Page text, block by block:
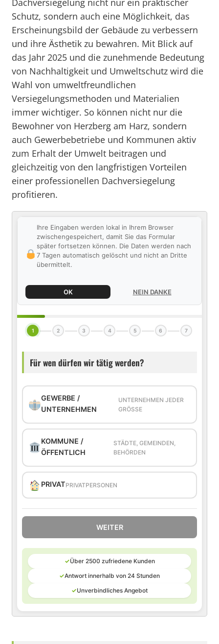
Dachversiegelung nicht nur ein praktischer
Schutz, sondern auch eine Möglichkeit, das
Erscheinungsbild der Gebäude zu verbessern
und ihre Ästhetik zu bewahren. Mit Blick auf
das Jahr 2025 und die zunehmende Bedeutung
von Nachhaltigkeit und Umweltschutz wird die
Wahl von umweltfreundlichen
Versiegelungsmethoden und Materialien
immer wichtiger. So können nicht nur die
Bewohner von Herzberg am Harz, sondern
auch Gewerbebetriebe und Kommunen aktiv
zum Erhalt der Umwelt beitragen und
gleichzeitig von den langfristigen Vorteilen
einer professionellen Dachversiegelung
profitieren.
Ihre Eingaben werden lokal in Ihrem Browser
zwischengespeichert, damit Sie das Formular
später fortsetzen können. Die Daten werden nach
7 Tagen automatisch gelöscht und nicht an Dritte
übermittelt.
OK NEIN DANKE
1 2 3 4 5 6 7
Für wen dürfen wir tätig werden?
GEWERBE /
UNTERNEHMEN
UNTERNEHMEN JEDER
GRÖSSE
KOMMUNE /
ÖFFENTLICH
STÄDTE, GEMEINDEN,
BEHÖRDEN
PRIVATPRIVATPERSONEN
WEITER
✓Über 2500 zufriedene Kunden
✓Antwort innerhalb von 24 Stunden
✓Unverbindliches Angebot